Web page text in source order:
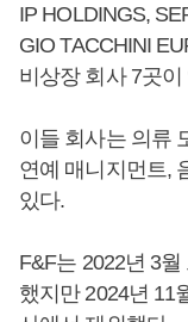
IP HOLDINGS,
GIO TACCHINI
비상장 회사 7곳이
이들 회사는 의류
연예 매니지먼트,
있다.
F&F는 2022년 3월
했지만 2024년 11